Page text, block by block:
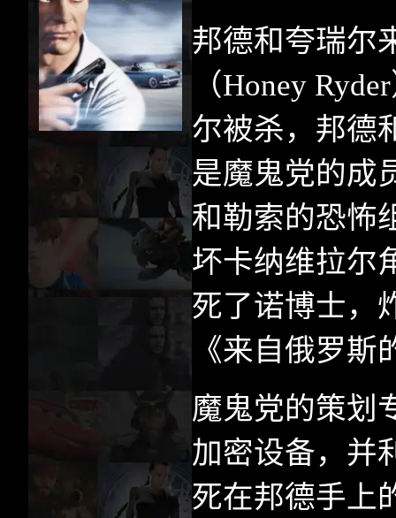
邦德和夸瑞尔
（Honey Ryder
尔被杀，邦德
是魔鬼党的成
和勒索的恐怖
坏卡纳维拉尔
死了诺博士，
《来自俄罗斯
魔鬼党的策划
加密设备，并
死在邦德手上